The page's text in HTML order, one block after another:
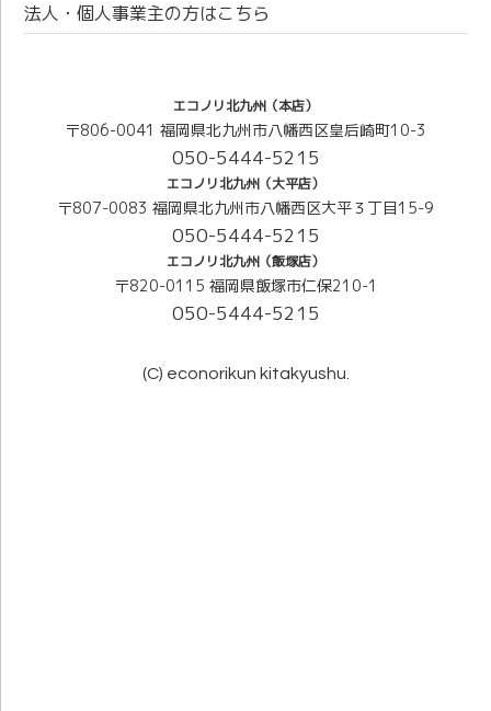
法人・個人事業主の方はこちら
エコノリ北九州（本店）
〒806-0041 福岡県北九州市八幡西区皇后崎町10-3
050-5444-5215
エコノリ北九州（大平店）
〒807-0083 福岡県北九州市八幡西区大平３丁目15-9
050-5444-5215
エコノリ北九州（飯塚店）
〒820-0115 福岡県飯塚市仁保210-1
050-5444-5215
(C) econorikun kitakyushu.